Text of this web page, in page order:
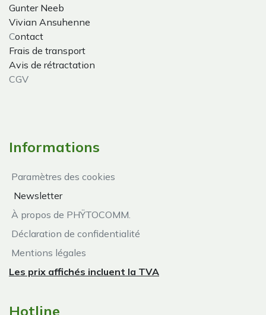
Gunter Neeb
Vivian Ansuhenne
Contact
Frais de transport
Avis de rétractation
CGV
Informations
Paramètres des cookies
Newsletter
À propos de PHŸTOCOMM.
Déclaration de confidentialité
Mentions légales
Les prix affichés incluent la TVA
Hotline